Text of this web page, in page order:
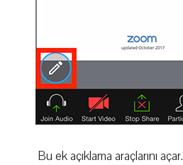
Bu ek açıklama araçlarını açar.